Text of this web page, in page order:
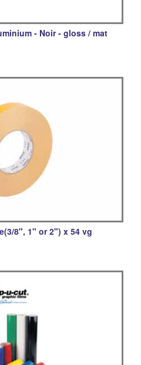
- Noir - gloss / mat
8", 1" or 2") x 54 vg